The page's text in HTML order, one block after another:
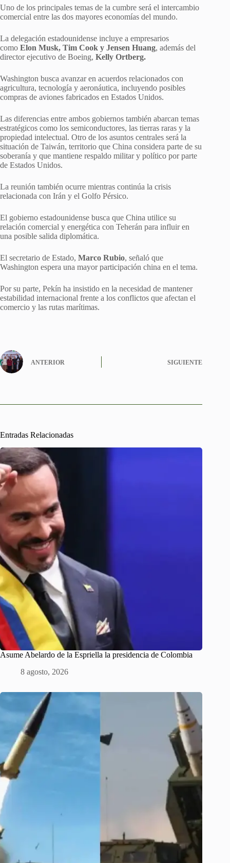
Uno de los principales temas de la cumbre será el intercambio
comercial entre las dos mayores economías del mundo.
La delegación estadounidense incluye a empresarios
como Elon Musk, Tim Cook y Jensen Huang, además del
director ejecutivo de Boeing, Kelly Ortberg.
Washington busca avanzar en acuerdos relacionados con
agricultura, tecnología y aeronáutica, incluyendo posibles
compras de aviones fabricados en Estados Unidos.
Las diferencias entre ambos gobiernos también abarcan temas
estratégicos como los semiconductores, las tierras raras y la
propiedad intelectual. Otro de los asuntos centrales será la
situación de Taiwán, territorio que China considera parte de su
soberanía y que mantiene respaldo militar y político por parte
de Estados Unidos.
La reunión también ocurre mientras continúa la crisis
relacionada con Irán y el Golfo Pérsico.
El gobierno estadounidense busca que China utilice su
relación comercial y energética con Teherán para influir en
una posible salida diplomática.
El secretario de Estado, Marco Rubio, señaló que
Washington espera una mayor participación china en el tema.
Por su parte, Pekín ha insistido en la necesidad de mantener
estabilidad internacional frente a los conflictos que afectan el
comercio y las rutas marítimas.
ANTERIOR SIGUIENTE
Entradas Relacionadas
Asume Abelardo de la Espriella la presidencia de Colombia
8 agosto, 2026